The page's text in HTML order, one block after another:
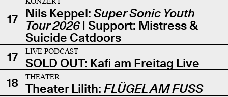
17 Nils Keppel: Super Sonic Youth
Tour 2026| Support: Mistress &
Suicide Catdoors
17
LIVE-PODCAST
SOLD OUT: Kafi am Freitag Live
18
THEATER
Theater Lilith: FLÜGEL AM FUSS